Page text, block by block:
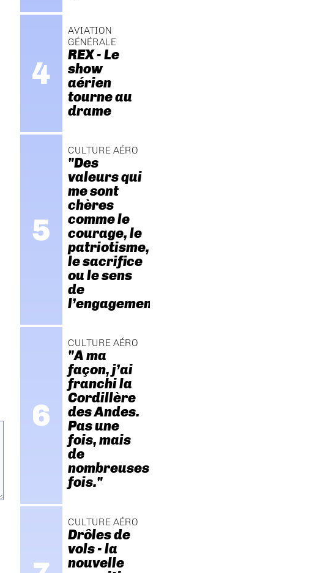
AVIATION
GÉNÉRALE
REX - Le
show
aérien
tourne au
drame
CULTURE AÉRO
"Des
valeurs qui
me sont
chères
comme le
courage, le
patriotisme,
le sacrifice
ou le sens
de
l’engagement."
CULTURE AÉRO
"A ma
façon, j’ai
franchi la
Cordillère
des Andes.
Pas une
fois, mais
de
nombreuses
fois."
CULTURE AÉRO
Drôles de
vols - la
nouvelle